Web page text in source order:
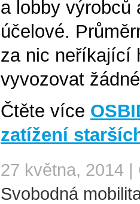
a lobby výrobců
účelové.
za nic neříkající
vyvozovat
Čtěte více
zatížení
27 května, 2014
Svobodná